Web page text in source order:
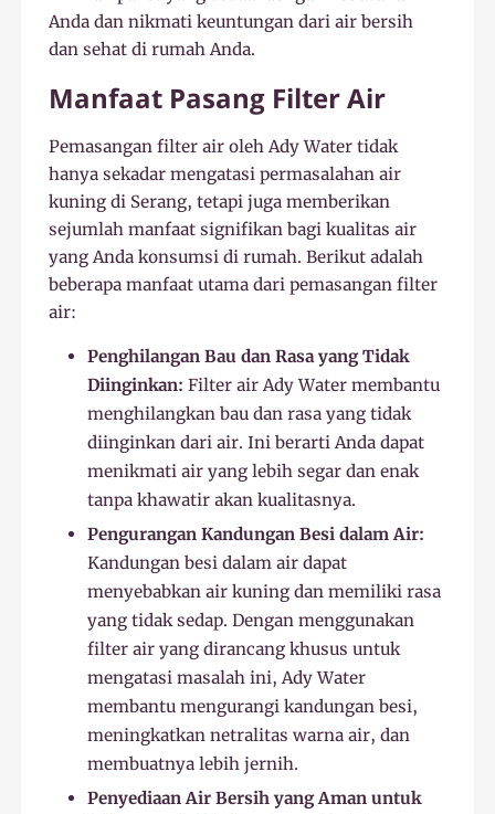
Anda dan nikmati keuntungan dari air bersih
dan sehat di rumah Anda.
Manfaat Pasang Filter Air
Pemasangan filter air oleh Ady Water tidak
hanya sekadar mengatasi permasalahan air
kuning di Serang, tetapi juga memberikan
sejumlah manfaat signifikan bagi kualitas air
yang Anda konsumsi di rumah. Berikut adalah
beberapa manfaat utama dari pemasangan filter
air:
Penghilangan Bau dan Rasa yang Tidak
Diinginkan: Filter air Ady Water membantu
menghilangkan bau dan rasa yang tidak
diinginkan dari air. Ini berarti Anda dapat
menikmati air yang lebih segar dan enak
tanpa khawatir akan kualitasnya.
Pengurangan Kandungan Besi dalam Air:
Kandungan besi dalam air dapat
menyebabkan air kuning dan memiliki rasa
yang tidak sedap. Dengan menggunakan
filter air yang dirancang khusus untuk
mengatasi masalah ini, Ady Water
membantu mengurangi kandungan besi,
meningkatkan netralitas warna air, dan
membuatnya lebih jernih.
Penyediaan Air Bersih yang Aman untuk